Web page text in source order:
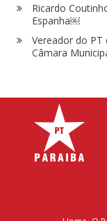
Ricardo
Espanha￼
Vereador do
Câmara